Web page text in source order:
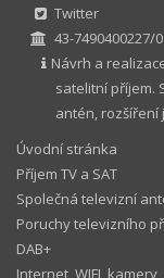
Twitter
43-7490400227/
Návrh a
satelitní příjem.
antén, rozšíření
Úvodní stránka
Příjem TV a SAT
Společná televizní
Poruchy televizního
DAB+
Internet, WIFI, kamery